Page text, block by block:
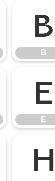
B
B
E
E
H